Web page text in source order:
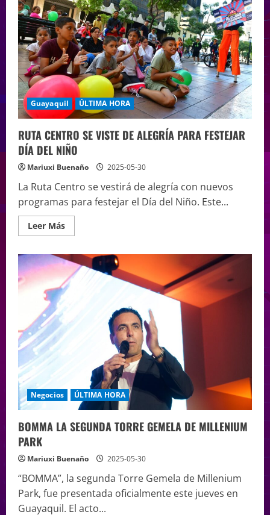
Guayaquil ÚLTIMA HORA
RUTA CENTRO SE VISTE DE ALEGRÍA PARA FESTEJAR
DÍA DEL NIÑO
Mariuxi Buenaño 2025-05-30
La Ruta Centro se vestirá de alegría con nuevos
programas para festejar el Día del Niño. Este...
Leer Más
Negocios ÚLTIMA HORA
BOMMA LA SEGUNDA TORRE GEMELA DE MILLENIUM
PARK
Mariuxi Buenaño 2025-05-30
“BOMMA”, la segunda Torre Gemela de Millenium
Park, fue presentada oficialmente este jueves en
Guayaquil. El acto...